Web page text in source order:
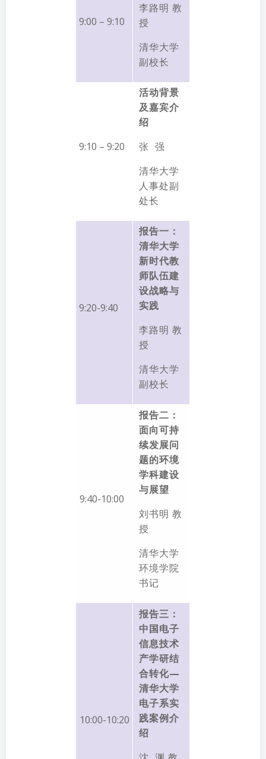
9:00 – 9:10
李路明 教
授
清华大学
副校长
9:10 – 9:20
活动背景
及嘉宾介
绍
张 强
清华大学
人事处副
处长
9:20-9:40
报告一：
清华大学
新时代教
师队伍建
设战略与
实践
李路明 教
授
清华大学
副校长
9:40-10:00
报告二：
面向可持
续发展问
题的环境
学科建设
与展望
刘书明 教
授
清华大学
环境学院
书记
10:00-10:20
报告三：
中国电子
信息技术
产学研结
合转化—
清华大学
电子系实
践案例介
绍